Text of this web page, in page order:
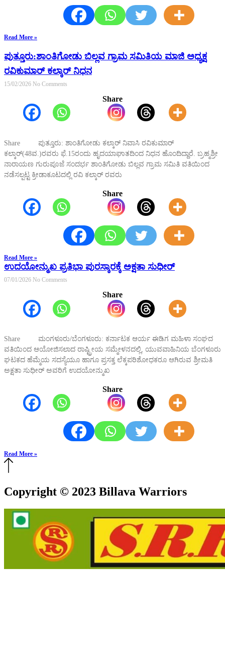
Read More »
ಪುತ್ತೂರು:ಶಾಂತಿಗೋಡು ಬಿಲ್ಲವ ಗ್ರಾಮ ಸಮಿತಿಯ ಮಾಜಿ ಅಧ್ಯಕ್ಷ
ರವಿಕುಮಾರ್ ಕಲ್ಕಾರ್ ನಿಧನ
15/02/2026 No Comments
Share
Share ಪುತ್ತೂರು: ಶಾಂತಿಗೋಡು ಕಲ್ಕಾರ್ ನಿವಾಸಿ ರವಿಕುಮಾರ್
ಕಲ್ಕಾರ್(48ವ.)ರವರು ಫೆ.15ರಂದು ಹೃದಯಾಘಾತದಿಂದ ನಿಧನ ಹೊಂದಿದ್ದಾರೆ. ಬ್ರಹ್ಮಶ್ರೀ
ನಾರಾಯಣ ಗುರುಪೂಜೆ ಸಂದರ್ಭ ಶಾಂತಿಗೋಡು ಬಿಲ್ಲವ ಗ್ರಾಮ ಸಮಿತಿ ವತಿಯಿಂದ
ನಡೆಸಲ್ಪಟ್ಟ ಕ್ರೀಡಾಕೂಟದಲ್ಲಿ ರವಿ ಕಲ್ಕಾರ್ ರವರು
Share
Read More »
ಉದಯೋನ್ಮುಖ ಪ್ರತಿಭಾ ಪುರಸ್ಕಾರಕ್ಕೆ ಅಕ್ಷತಾ ಸುಧೀರ್
07/01/2026 No Comments
Share
Share ಮಂಗಳೂರು/ಬೆಂಗಳೂರು: ಕರ್ನಾಟಕ ಆರ್ಯ ಈಡಿಗ ಮಹಿಳಾ ಸಂಘದ
ವತಿಯಿಂದ ಆಯೋಜಿಸಲಾದ ರಾಷ್ಟ್ರೀಯ ಸಮ್ಮೇಳನದಲ್ಲಿ, ಯುವವಾಹಿನಿಯ ಬೆಂಗಳೂರು
ಘಟಕದ ಹೆಮ್ಮೆಯ ಸದಸ್ಯೆಯೂ ಹಾಗೂ ಪ್ರಸಕ್ತ ಲೆಕ್ಕಪರಿಶೋಧಕರೂ ಆಗಿರುವ ಶ್ರೀಮತಿ
ಅಕ್ಷತಾ ಸುಧೀರ್ ಅವರಿಗೆ ಉದಯೋನ್ಮುಖ
Share
Read More »
Copyright © 2023 Billava Warriors